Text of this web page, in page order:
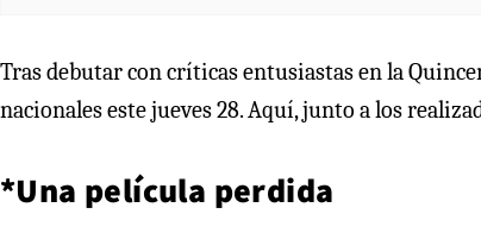
Tras debutar con críticas entusiastas en la
nacionales este jueves 28. Aquí, junto a los
*Una película perdida